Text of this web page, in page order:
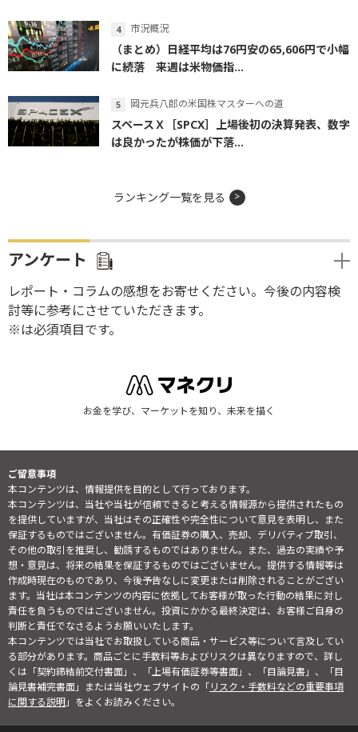
市況概況
（まとめ）日経平均は76円安の65,606円で小幅
に続落 来週は米物価指...
岡元兵八郎の米国株マスターへの道
スペースＸ［SPCX］上場後初の決算発表、数字
は良かったが株価が下落...
ランキング一覧を見る
アンケート
レポート・コラムの感想をお寄せください。今後の内容検
討等に参考にさせていただきます。
※は必須項目です。
お金を学び、マーケットを知り、未来を描く
ご留意事項
本コンテンツは、情報提供を目的として行っております。
本コンテンツは、当社や当社が信頼できると考える情報源から提供されたもの
を提供していますが、当社はその正確性や完全性について意見を表明し、また
保証するものではございません。有価証券の購入、売却、デリバティブ取引、
その他の取引を推奨し、勧誘するものではありません。また、過去の実績や予
想・意見は、将来の結果を保証するものではございません。提供する情報等は
作成時現在のものであり、今後予告なしに変更または削除されることがござい
ます。当社は本コンテンツの内容に依拠してお客様が取った行動の結果に対し
責任を負うものではございません。投資にかかる最終決定は、お客様ご自身の
判断と責任でなさるようお願いいたします。
本コンテンツでは当社でお取扱している商品・サービス等について言及してい
る部分があります。商品ごとに手数料等およびリスクは異なりますので、詳し
くは「契約締結前交付書面」、「上場有価証券等書面」、「目論見書」、「目
論見書補完書面」または当社ウェブサイトの「リスク・手数料などの重要事項
に関する説明」をよくお読みください。